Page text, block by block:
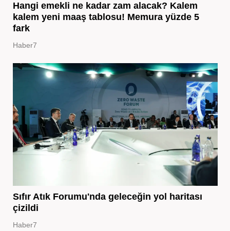
Hangi emekli ne kadar zam alacak? Kalem
kalem yeni maaş tablosu! Memura yüzde 5
fark
Haber7
Sıfır Atık Forumu'nda geleceğin yol haritası
çizildi
Haber7